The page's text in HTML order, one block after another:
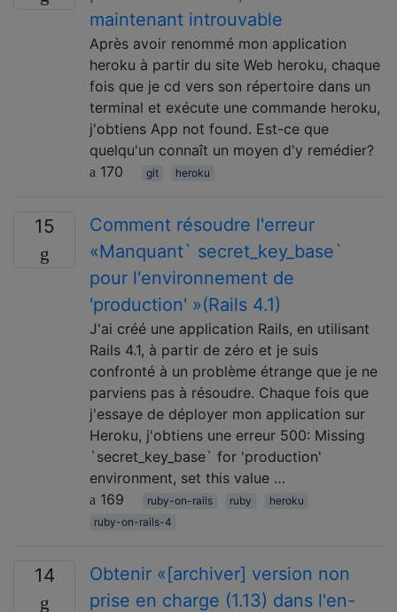
maintenant introuvable
Après avoir renommé mon application
heroku à partir du site Web heroku, chaque
fois que je cd vers son répertoire dans un
terminal et exécute une commande heroku,
j'obtiens App not found. Est-ce que
quelqu'un connaît un moyen d'y remédier?
170
git heroku
15
Comment résoudre l'erreur
«Manquant` secret_key_base`
pour l'environnement de
'production' »(Rails 4.1)
J'ai créé une application Rails, en utilisant
Rails 4.1, à partir de zéro et je suis
confronté à un problème étrange que je ne
parviens pas à résoudre. Chaque fois que
j'essaye de déployer mon application sur
Heroku, j'obtiens une erreur 500: Missing
`secret_key_base` for 'production'
environment, set this value …
169
ruby-on-rails ruby
heroku
ruby-on-rails-4
14
Obtenir «[archiver] version non
prise en charge (1.13) dans l'en-